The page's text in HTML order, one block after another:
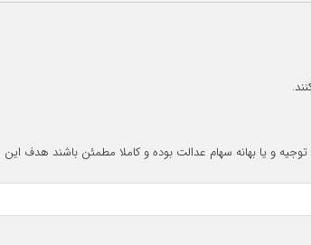
و یا بهانه سهام عدالت بوده و کاملا مطمئن باشند هدف